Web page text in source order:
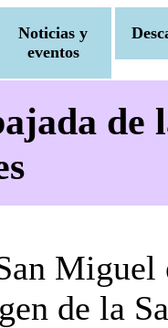
Noticias y
eventos
de
de la